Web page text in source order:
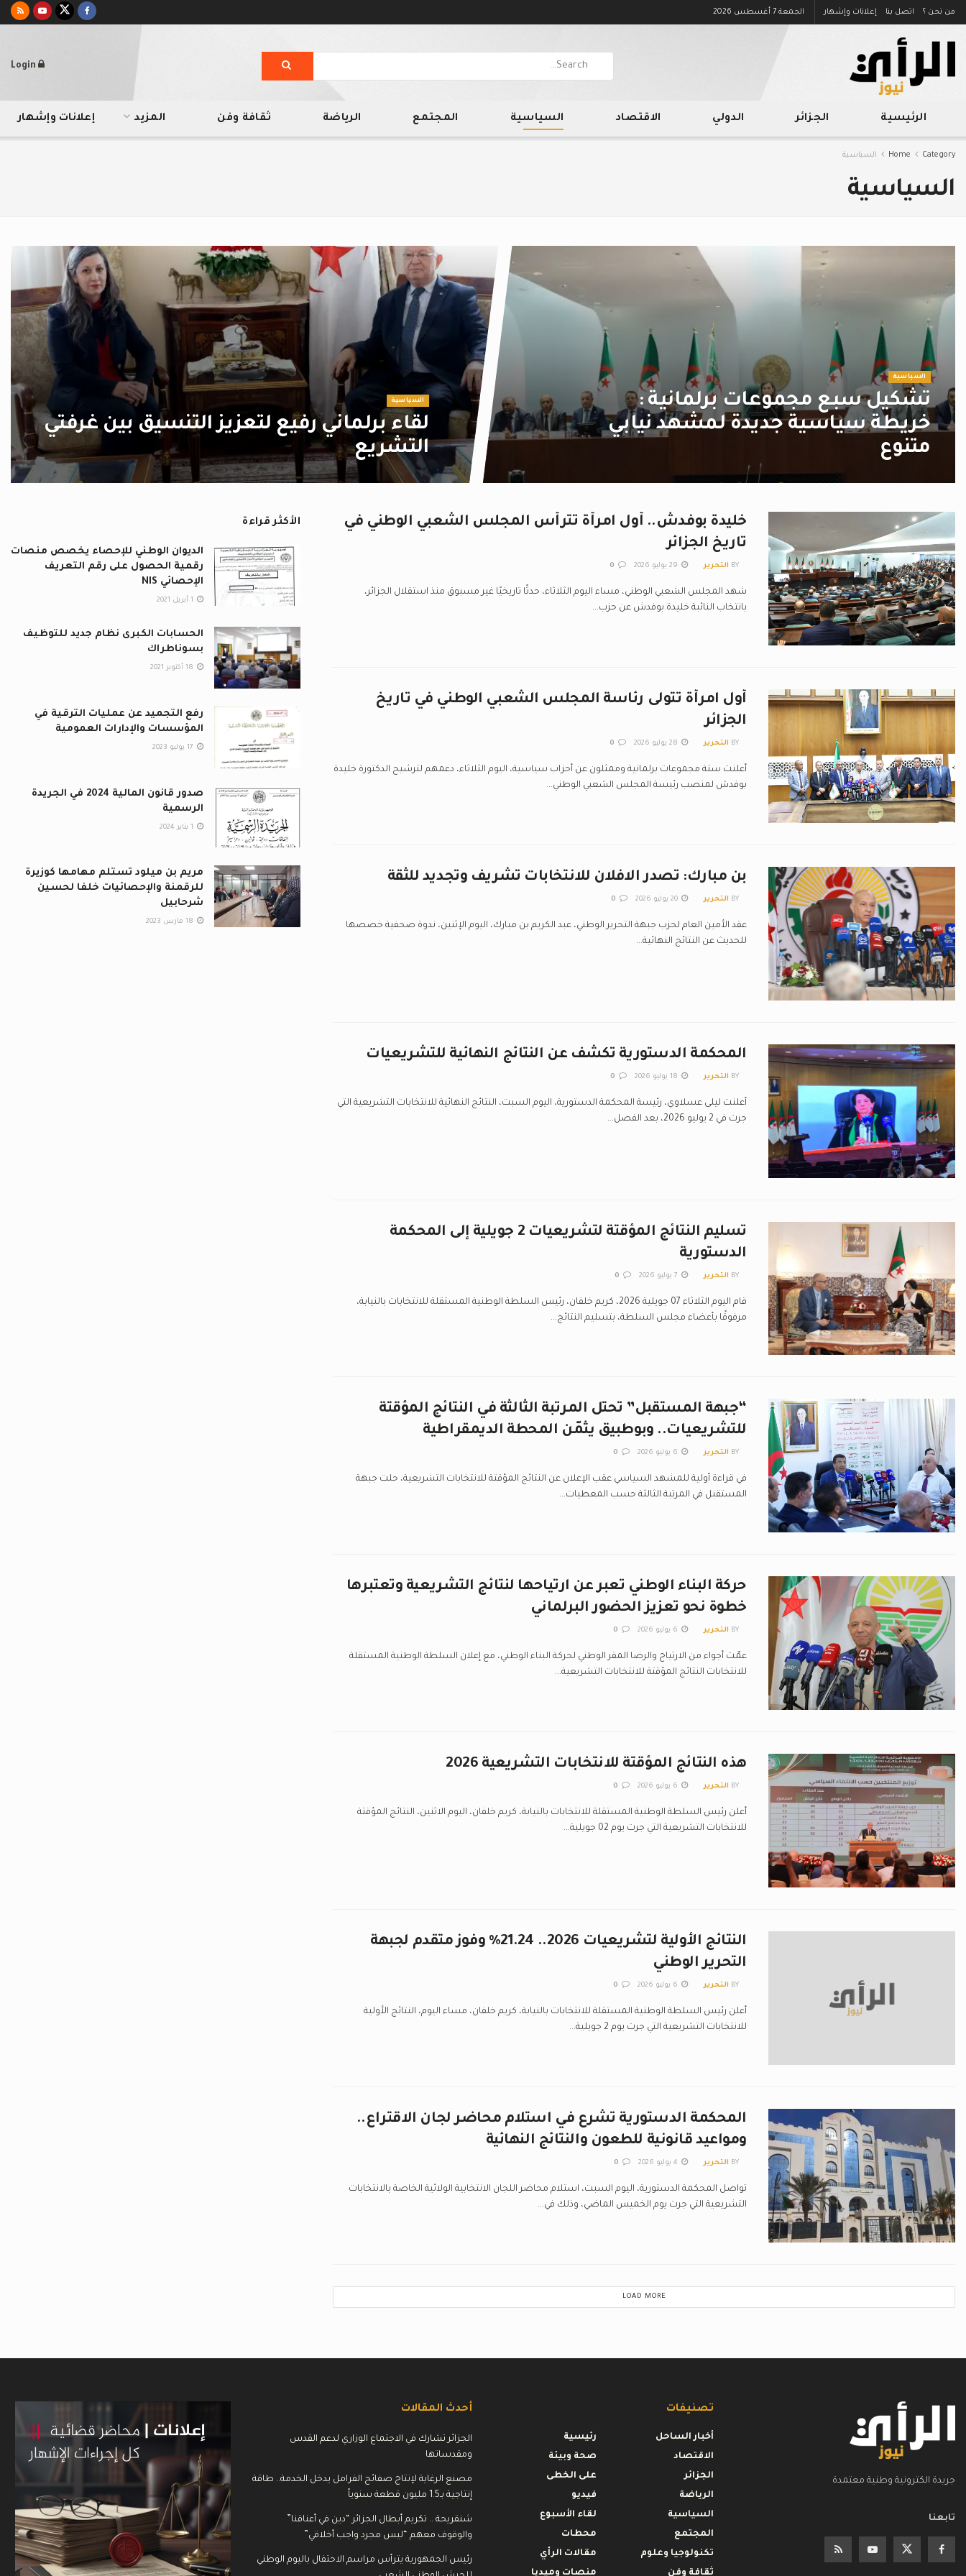
من نحن ؟ اتصل بنا إعلانات وإشهار الجمعة 7 أغسطس 2026
الرئيسية الجزائر الدولي الاقتصاد السياسية المجتمع الرياضة ثقافة وفن المزيد إعلانات وإشهار
Home Category السياسية
السياسية
السياسية
تشكيل سبع مجموعات برلمانية :
خريطة سياسية جديدة لمشهد نيابي
متنوع
السياسية
لقاء برلماني رفيع لتعزيز التنسيق بين غرفتي
التشريع
خليدة بوفدش.. أول امرأة تترأس المجلس الشعبي الوطني في
تاريخ الجزائر
BY التحرير
شهد المجلس الشعبي الوطني، مساء اليوم الثلاثاء، حدثًا تاريخيًا غير مسبوق منذ استقلال الجزائر،
بانتخاب النائبة خليدة بوفدش عن حزب...
أول امرأة تتولى رئاسة المجلس الشعبي الوطني في تاريخ
الجزائر
BY التحرير
أعلنت ستة مجموعات برلمانية وممثلون عن أحزاب سياسية، اليوم الثلاثاء، دعمهم لترشيح الدكتورة خليدة
بوفدش لمنصب رئيسة المجلس الشعبي الوطني...
بن مبارك: تصدر الافلان للانتخابات تشريف وتجديد للثقة
BY التحرير
عقد الأمين العام لحزب جبهة التحرير الوطني، عبد الكريم بن مبارك، اليوم الإثنين، ندوة صحفية خصصها
للحديث عن النتائج النهائية...
المحكمة الدستورية تكشف عن النتائج النهائية للتشريعيات
BY التحرير
أعلنت ليلى عسلاوي، رئيسة المحكمة الدستورية، اليوم السبت، النتائج النهائية للانتخابات التشريعية التي
جرت في 2 يوليو 2026، بعد الفصل...
تسليم النتائج المؤقتة لتشريعيات 2 جويلية إلى المحكمة
الدستورية
BY التحرير
قام اليوم الثلاثاء 07 جويلية 2026، كريم خلفان، رئيس السلطة الوطنية المستقلة للانتخابات بالنيابة،
مرفوقًا بأعضاء مجلس السلطة، بتسليم النتائج...
“جبهة المستقبل” تحتل المرتبة الثالثة في النتائج المؤقتة
للتشريعيات.. وبوطبيق يثمّن المحطة الديمقراطية
BY التحرير
في قراءة أولية للمشهد السياسي عقب الإعلان عن النتائج المؤقتة للانتخابات التشريعية، حلت جبهة
المستقبل في المرتبة الثالثة حسب المعطيات...
حركة البناء الوطني تعبر عن ارتياحها لنتائج التشريعية وتعتبرها
خطوة نحو تعزيز الحضور البرلماني
BY التحرير
عمّت أجواء من الارتياح والرضا المقر الوطني لحركة البناء الوطني، مع إعلان السلطة الوطنية المستقلة
للانتخابات النتائج المؤقتة للانتخابات التشريعية...
هذه النتائج المؤقتة للانتخابات التشريعية 2026
BY التحرير
أعلن رئيس السلطة الوطنية المستقلة للانتخابات بالنيابة، كريم خلفان، اليوم الاثنين، النتائج المؤقتة
للانتخابات التشريعية التي جرت يوم 02 جويلية...
النتائج الأولية لتشريعيات 2026.. 21.24% وفوز متقدم لجبهة
التحرير الوطني
BY التحرير
أعلن رئيس السلطة الوطنية المستقلة للانتخابات بالنيابة، كريم خلفان، مساء اليوم، النتائج الأولية
للانتخابات التشريعية التي جرت يوم 2 جويلية...
المحكمة الدستورية تشرع في استلام محاضر لجان الاقتراع..
ومواعيد قانونية للطعون والنتائج النهائية
BY التحرير
تواصل المحكمة الدستورية، اليوم السبت، استلام محاضر اللجان الانتخابية الولائية الخاصة بالانتخابات
التشريعية التي جرت يوم الخميس الماضي، وذلك في...
LOAD MORE
الأكثر قراءة
الديوان الوطني للإحصاء يخصص منصات
رقمية الحصول على رقم التعريف
الإحصائي NIS
الحسابات الكبرى نظام جديد للتوظيف
بسوناطراك
رفع التجميد عن عمليات الترقية في
المؤسسات والإدارات العمومية
صدور قانون المالية 2024 في الجريدة
الرسمية
مريم بن ميلود تستلم مهامها كوزيرة
للرقمنة والإحصائيات خلفا لحسين
شرحابيل
جريدة الكترونية وطنية معتمدة
تابعنا
تصنيفات
أخبار الساحل
الاقتصاد
الجزائر
الرياضة
السياسية
المجتمع
تكنولوجيا وعلوم
ثقافة وفن
رئيسية
صحة وبيئة
على الخطى
فيديو
لقاء الأسبوع
محطات
مقالات الرأي
منصات وميديا
أحدث المقالات
الجزائر تشارك في الاجتماع الوزاري لدعم القدس
ومقدساتها
مصنع الرغاية لإنتاج صفائح الفرامل يدخل الخدمة.. طاقة
إنتاجية بـ1.5 مليون قطعة سنوياً
شنقريحة .. تكريم أبطال الجزائر “دين في أعناقنا”
والوقوف معهم “ليس مجرد واجب أخلاقي”
رئيس الجمهورية يترأس مراسم الاحتفال باليوم الوطني